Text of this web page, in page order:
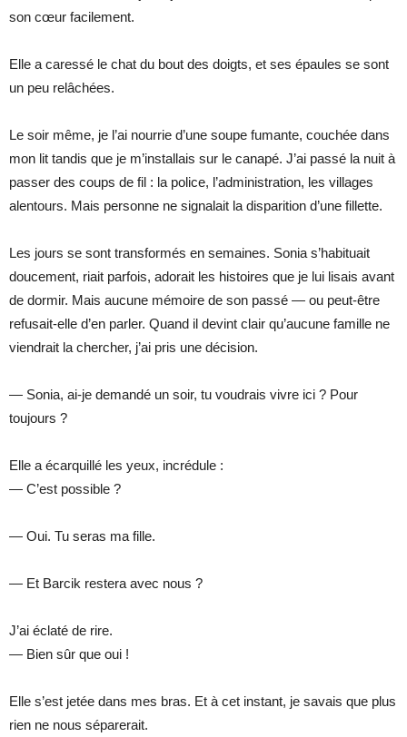
son cœur facilement.
Elle a caressé le chat du bout des doigts, et ses épaules se sont
un peu relâchées.
Le soir même, je l’ai nourrie d’une soupe fumante, couchée dans
mon lit tandis que je m’installais sur le canapé. J’ai passé la nuit à
passer des coups de fil : la police, l’administration, les villages
alentours. Mais personne ne signalait la disparition d’une fillette.
Les jours se sont transformés en semaines. Sonia s’habituait
doucement, riait parfois, adorait les histoires que je lui lisais avant
de dormir. Mais aucune mémoire de son passé — ou peut-être
refusait-elle d’en parler. Quand il devint clair qu’aucune famille ne
viendrait la chercher, j’ai pris une décision.
— Sonia, ai-je demandé un soir, tu voudrais vivre ici ? Pour
toujours ?
Elle a écarquillé les yeux, incrédule :
— C’est possible ?
— Oui. Tu seras ma fille.
— Et Barcik restera avec nous ?
J’ai éclaté de rire.
— Bien sûr que oui !
Elle s’est jetée dans mes bras. Et à cet instant, je savais que plus
rien ne nous séparerait.